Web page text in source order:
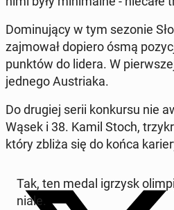
Do­mi­nu­ją­cy w tym sezonie
zaj­mo­wał dopiero ósmą
punktów do lidera. W
jednego Au­stria­ka.
Do drugiej serii kon­kur­su nie
Wąsek i 38. Kamil Stoch,
który zbliża się do końca
Tak, ten medal igrzysk
nia­le.